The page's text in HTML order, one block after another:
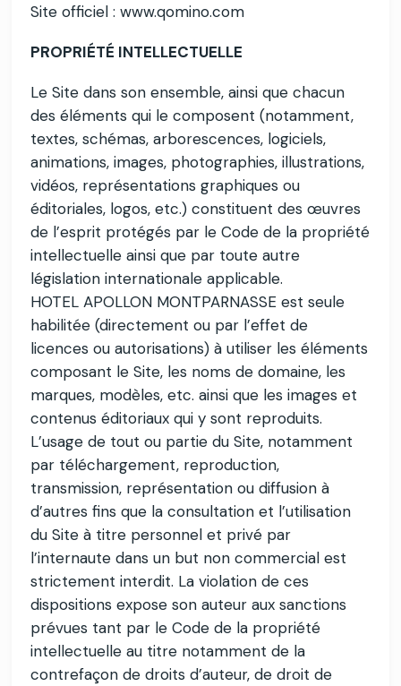
Site officiel : www.qomino.com
PROPRIÉTÉ INTELLECTUELLE
Le Site dans son ensemble, ainsi que chacun
des éléments qui le composent (notamment,
textes, schémas, arborescences, logiciels,
animations, images, photographies, illustrations,
vidéos, représentations graphiques ou
éditoriales, logos, etc.) constituent des œuvres
de l’esprit protégés par le Code de la propriété
intellectuelle ainsi que par toute autre
législation internationale applicable.
HOTEL APOLLON MONTPARNASSE est seule
habilitée (directement ou par l’effet de
licences ou autorisations) à utiliser les éléments
composant le Site, les noms de domaine, les
marques, modèles, etc. ainsi que les images et
contenus éditoriaux qui y sont reproduits.
L’usage de tout ou partie du Site, notamment
par téléchargement, reproduction,
transmission, représentation ou diffusion à
d’autres fins que la consultation et l’utilisation
du Site à titre personnel et privé par
l’internaute dans un but non commercial est
strictement interdit. La violation de ces
dispositions expose son auteur aux sanctions
prévues tant par le Code de la propriété
intellectuelle au titre notamment de la
contrefaçon de droits d’auteur, de droit de